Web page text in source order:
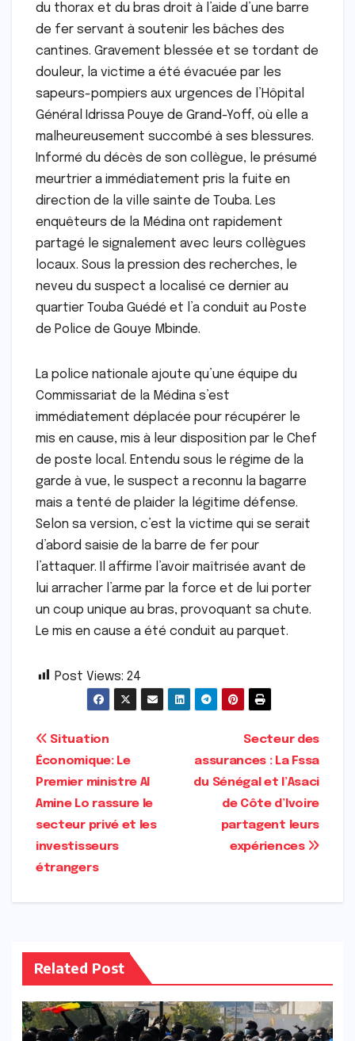
du thorax et du bras droit à l’aide d’une barre
de fer servant à soutenir les bâches des
cantines. Gravement blessée et se tordant de
douleur, la victime a été évacuée par les
sapeurs-pompiers aux urgences de l’Hôpital
Général Idrissa Pouye de Grand-Yoff, où elle a
malheureusement succombé à ses blessures.
Informé du décès de son collègue, le présumé
meurtrier a immédiatement pris la fuite en
direction de la ville sainte de Touba. Les
enquêteurs de la Médina ont rapidement
partagé le signalement avec leurs collègues
locaux. Sous la pression des recherches, le
neveu du suspect a localisé ce dernier au
quartier Touba Guédé et l’a conduit au Poste
de Police de Gouye Mbinde.
La police nationale ajoute qu’une équipe du
Commissariat de la Médina s’est
immédiatement déplacée pour récupérer le
mis en cause, mis à leur disposition par le Chef
de poste local. Entendu sous le régime de la
garde à vue, le suspect a reconnu la bagarre
mais a tenté de plaider la légitime défense.
Selon sa version, c’est la victime qui se serait
d’abord saisie de la barre de fer pour
l’attaquer. Il affirme l’avoir maîtrisée avant de
lui arracher l’arme par la force et de lui porter
un coup unique au bras, provoquant sa chute.
Le mis en cause a été conduit au parquet.
Post Views: 24
Navigation
de
l’article
Secteur des
assurances : La Fssa
du Sénégal et l’Asaci
de Côte d’Ivoire
partagent leurs
expériences
Situation
Économique: Le
Premier ministre Al
Amine Lo rassure le
secteur privé et les
investisseurs
étrangers
Related Post